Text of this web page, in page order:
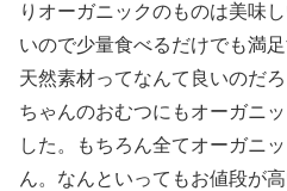
りオーガニックのものは美味
いので少量食べるだけでも満足
天然素材ってなんて良いのだ
ちゃんのおむつにもオーガニ
した。もちろん全てオーガニ
ん。なんといってもお値段が